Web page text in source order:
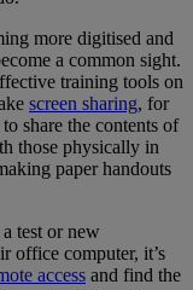
more digitised and
a common sight.
training tools on
screen sharing, for
share the contents of
those physically in
paper handouts
test or new
office computer, it’s
access and find the